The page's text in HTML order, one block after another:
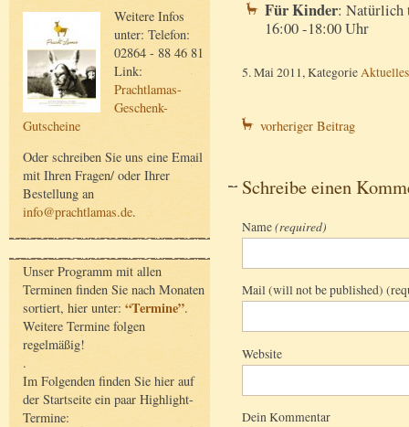
Weitere Infos
unter: Telefon:
02864 - 88 46 81
Link:
Prachtlamas-
Geschenk-
Gutscheine
Oder schreiben Sie uns eine Email
mit Ihren Fragen/ oder Ihrer
Bestellung an
info@prachtlamas.de.
Unser Programm mit allen
Terminen finden Sie nach Monaten
sortiert, hier unter: “Termine”.
Weitere Termine folgen
regelmäßig!
.
Im Folgenden finden Sie hier auf
der Startseite ein paar Highlight-
Termine:
Für Kinder: Natürlich
16:00 -18:00 Uhr
5. Mai 2011, KategorieAktuelles
vorheriger Beitrag
Schreibe einen
Name(required)
Mail (will not be published)
Website
Dein Kommentar